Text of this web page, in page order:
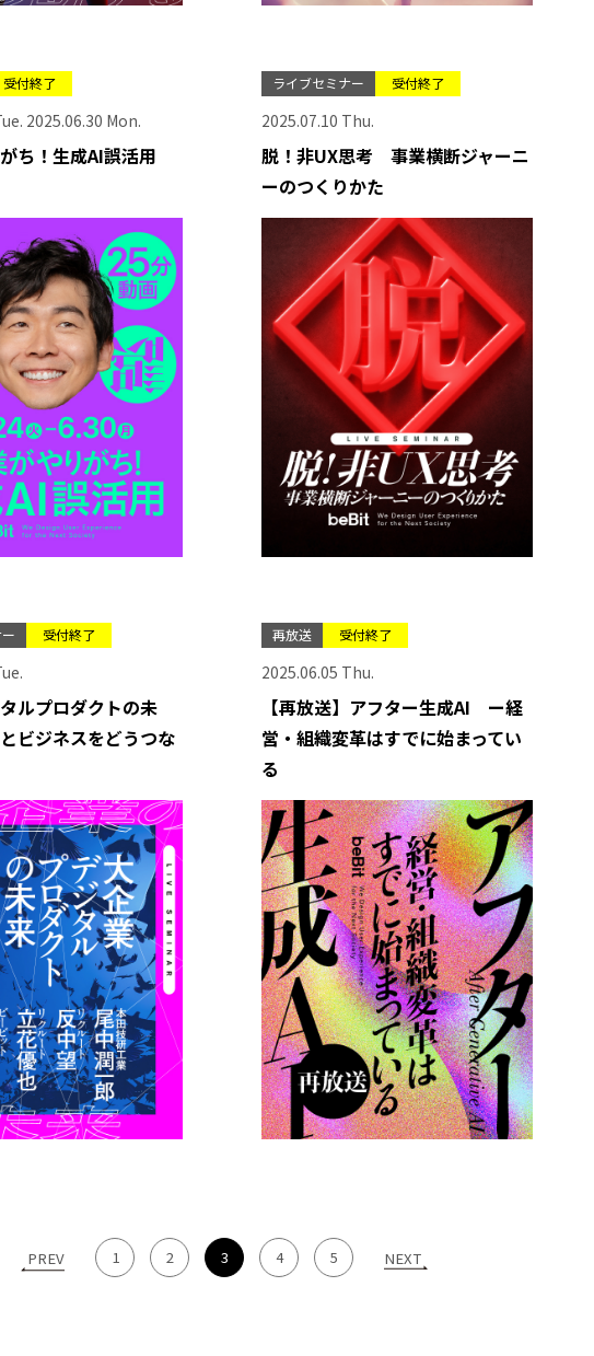
受付終了
2025.06.30 Mon.
ち！生成AI誤活用
ライブセミナー 受付終了
2025.07.10 Thu.
脱！非UX思考 事業横断ジャーニ
ーのつくりかた
受付終了
ルプロダクトの未
ビジネスをどうつな
再放送 受付終了
2025.06.05 Thu.
【再放送】アフター生成AI ー経
営・組織変革はすでに始まってい
る
PREV 1 2 3 4 5 NEXT